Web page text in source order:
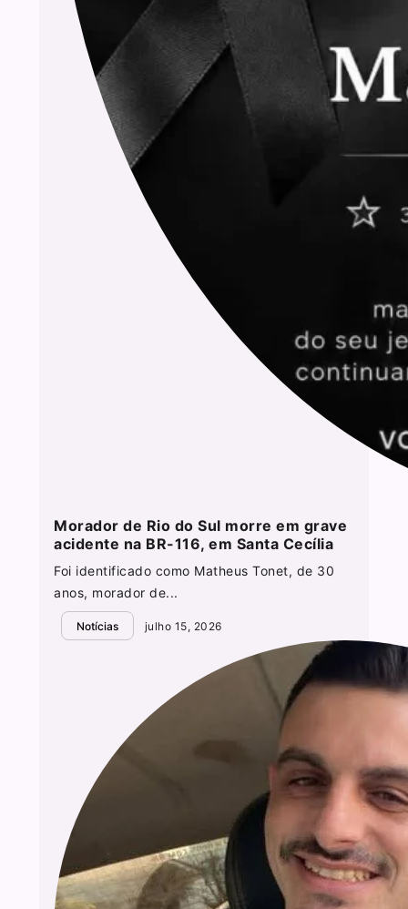
Morador de Rio do Sul morre em grave
acidente na BR-116, em Santa Cecília
Foi identificado como Matheus Tonet, de 30
anos, morador de...
Notícias julho 15, 2026